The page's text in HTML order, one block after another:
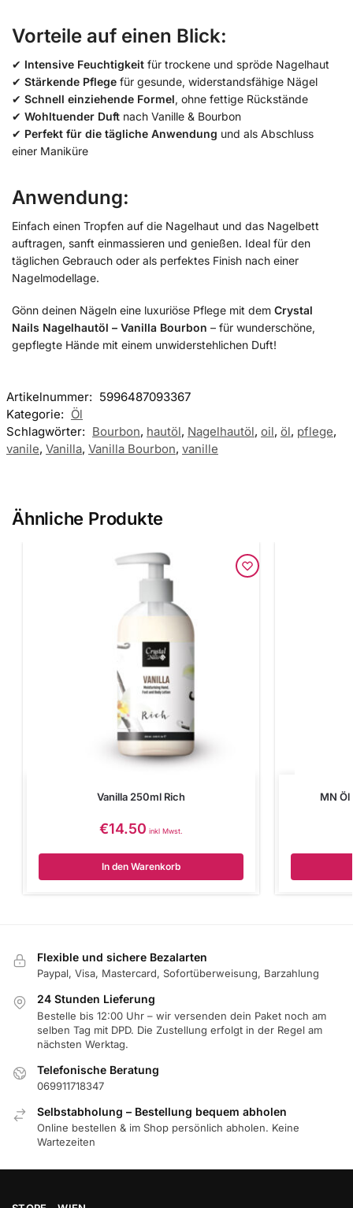
Vorteile auf einen Blick:
✔ Intensive Feuchtigkeit für trockene und spröde Nagelhaut
✔ Stärkende Pflege für gesunde, widerstandsfähige Nägel
✔ Schnell einziehende Formel, ohne fettige Rückstände
✔ Wohltuender Duft nach Vanille & Bourbon
✔ Perfekt für die tägliche Anwendung und als Abschluss
einer Maniküre
Anwendung:
Einfach einen Tropfen auf die Nagelhaut und das Nagelbett
auftragen, sanft einmassieren und genießen. Ideal für den
täglichen Gebrauch oder als perfektes Finish nach einer
Nagelmodellage.
Gönn deinen Nägeln eine luxuriöse Pflege mit dem Crystal
Nails Nagelhautöl – Vanilla Bourbon – für wunderschöne,
gepflegte Hände mit einem unwiderstehlichen Duft!
Artikelnummer: 5996487093367
Kategorie: Öl
Schlagwörter: Bourbon, hautöl, Nagelhautöl, oil, öl, pflege,
vanile, Vanilla, Vanilla Bourbon, vanille
Ähnliche Produkte
Vanilla 250ml Rich
€14.50 inkl Mwst.
In den Warenkorb
MN
Flexible und sichere Bezalarten
Paypal, Visa, Mastercard, Sofortüberweisung, Barzahlung
24 Stunden Lieferung
Bestelle bis 12:00 Uhr – wir versenden dein Paket noch am
selben Tag mit DPD. Die Zustellung erfolgt in der Regel am
nächsten Werktag.
Telefonische Beratung
069911718347
Selbstabholung – Bestellung bequem abholen
Online bestellen & im Shop persönlich abholen. Keine
Wartezeiten